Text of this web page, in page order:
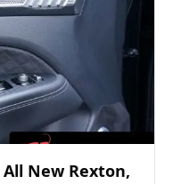
All New Rexton,